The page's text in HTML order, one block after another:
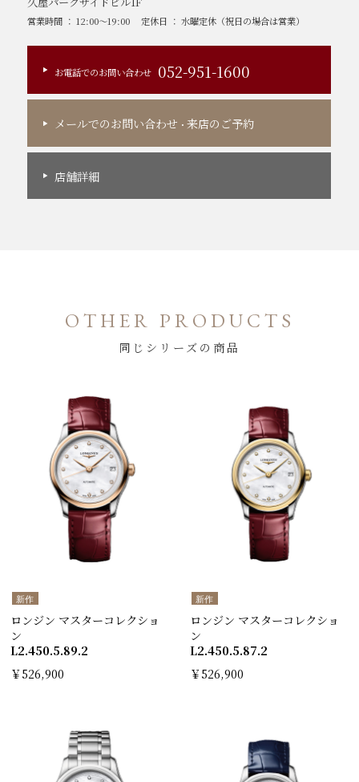
営業時間 ： 12:00～19:00 定休日 ： 水曜定休（祝日の場合は営業）
お電話でのお問い合わせ 052-951-1600
メールでのお問い合わせ ・来店のご予約
店舗詳細
OTHER PRODUCTS
同じシリーズの商品
新作
ロンジン マスターコレクショ
ン
L2.450.5.89.2
￥526,900
新作
ロンジン マスターコレクショ
ン
L2.450.5.87.2
￥526,900